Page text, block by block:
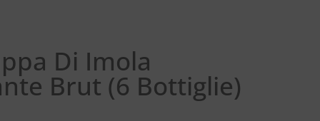
Di Imola
Brut (6 Bottiglie)